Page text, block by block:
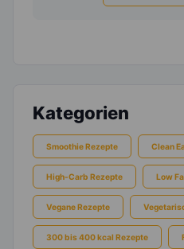
Kategorien
Smoothie Rezepte Clean
High-Carb Rezepte Low
Vegane Rezepte
300 bis 400 kcal Rezepte